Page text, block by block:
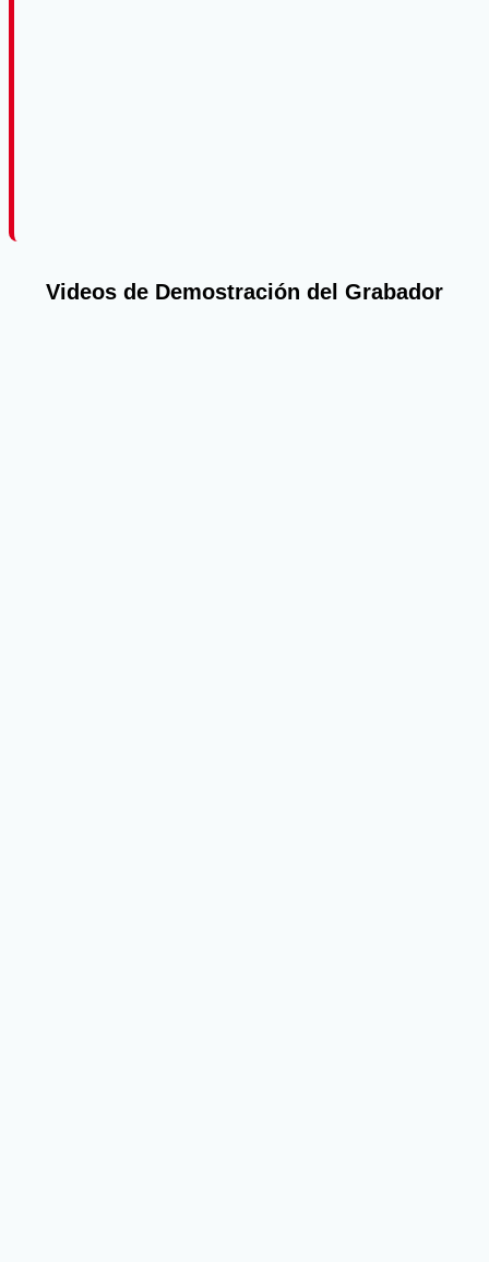
Videos de Demostración del Grabador